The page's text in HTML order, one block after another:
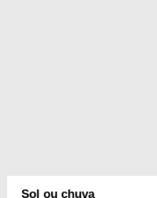
Sol ou chuva